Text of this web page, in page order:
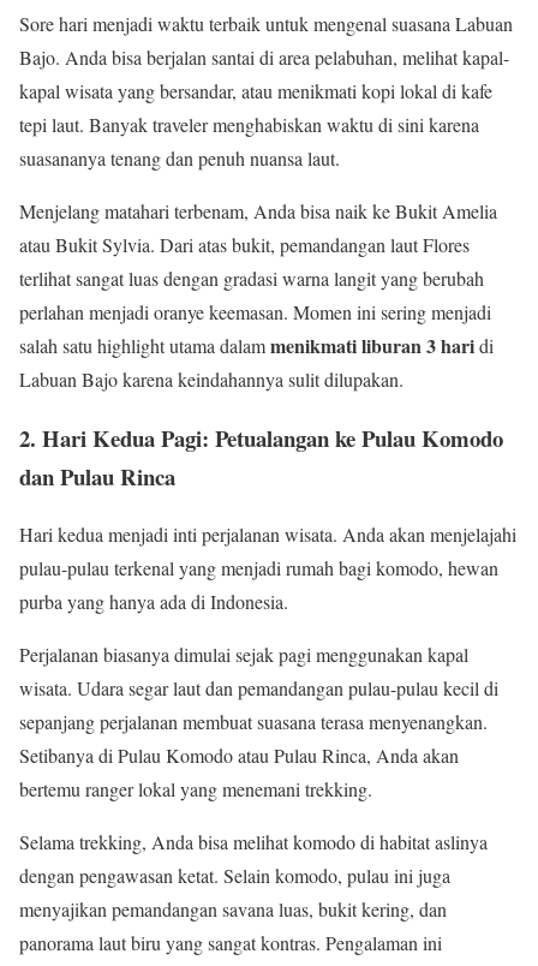
Sore hari menjadi waktu terbaik untuk mengenal suasana Labuan
Bajo. Anda bisa berjalan santai di area pelabuhan, melihat kapal-
kapal wisata yang bersandar, atau menikmati kopi lokal di kafe
tepi laut. Banyak traveler menghabiskan waktu di sini karena
suasananya tenang dan penuh nuansa laut.
Menjelang matahari terbenam, Anda bisa naik ke Bukit Amelia
atau Bukit Sylvia. Dari atas bukit, pemandangan laut Flores
terlihat sangat luas dengan gradasi warna langit yang berubah
perlahan menjadi oranye keemasan. Momen ini sering menjadi
salah satu highlight utama dalammenikmati liburan 3 haridi
Labuan Bajo karena keindahannya sulit dilupakan.
2. Hari Kedua Pagi: Petualangan ke Pulau Komodo
dan Pulau Rinca
Hari kedua menjadi inti perjalanan wisata. Anda akan menjelajahi
pulau-pulau terkenal yang menjadi rumah bagi komodo, hewan
purba yang hanya ada di Indonesia.
Perjalanan biasanya dimulai sejak pagi menggunakan kapal
wisata. Udara segar laut dan pemandangan pulau-pulau kecil di
sepanjang perjalanan membuat suasana terasa menyenangkan.
Setibanya di Pulau Komodo atau Pulau Rinca, Anda akan
bertemu ranger lokal yang menemani trekking.
Selama trekking, Anda bisa melihat komodo di habitat aslinya
dengan pengawasan ketat. Selain komodo, pulau ini juga
menyajikan pemandangan savana luas, bukit kering, dan
panorama laut biru yang sangat kontras. Pengalaman ini